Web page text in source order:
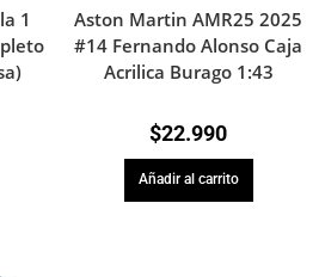
1
Aston Martin AMR25 2025
#14 Fernando Alonso Caja
Acrilica Burago 1:43
$22.990
Añadir al carrito